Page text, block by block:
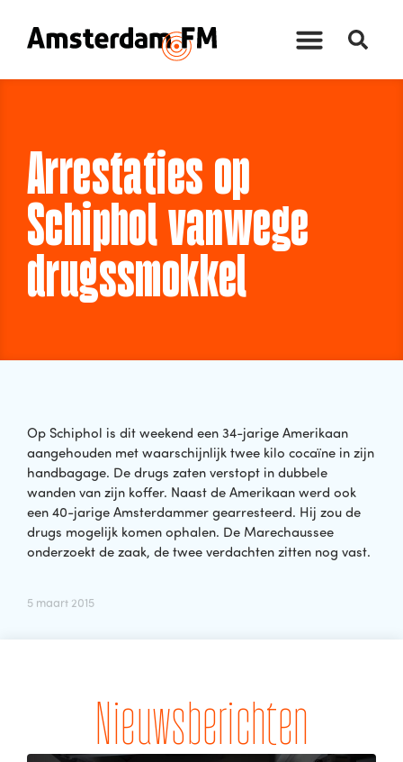
Arrestaties op
Schiphol vanwege
drugssmokkel
Op Schiphol is dit weekend een 34-jarige Amerikaan
aangehouden met waarschijnlijk twee kilo cocaïne in zijn
handbagage. De drugs zaten verstopt in dubbele
wanden van zijn koffer. Naast de Amerikaan werd ook
een 40-jarige Amsterdammer gearresteerd. Hij zou de
drugs mogelijk komen ophalen. De Marechaussee
onderzoekt de zaak, de twee verdachten zitten nog vast.
5 maart 2015
Nieuwsberichten